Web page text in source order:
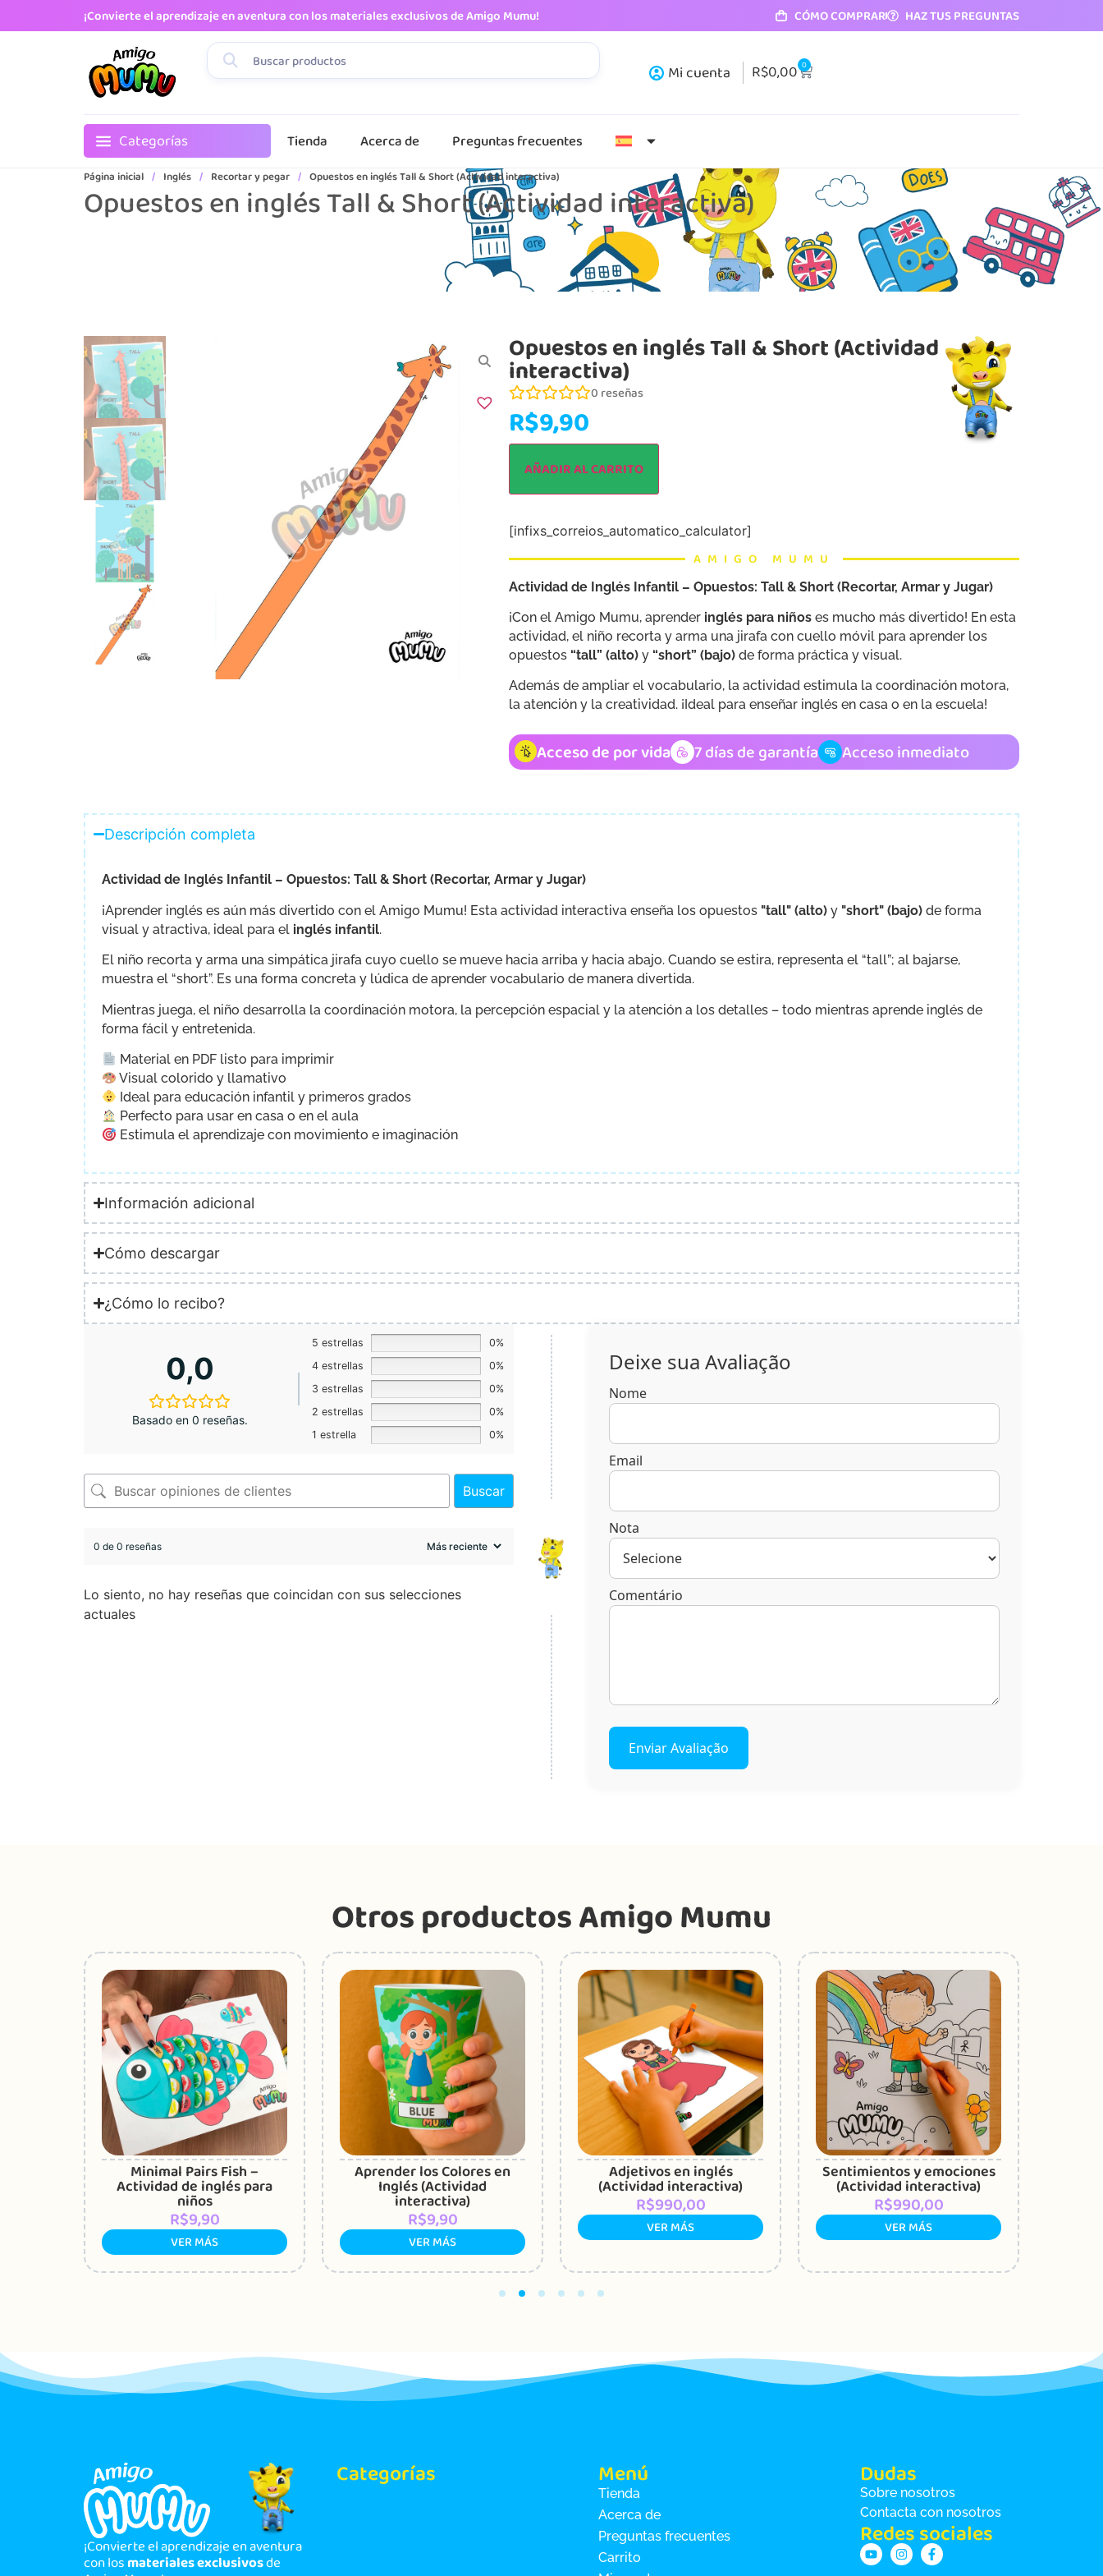
¡Convierte el aprendizaje en aventura con los materiales exclusivos de Amigo Mumu! CÓMO COMPRAR HAZ TUS PREGUNTAS
Mi cuenta R$0,00 0
Categorías Tienda Acerca de Preguntas frecuentes
Página inicial / Inglés / Recortar y pegar / Opuestos en inglés Tall & Short (Actividad interactiva)
Opuestos en inglés Tall & Short (Actividad interactiva)
Opuestos en inglés Tall & Short (Actividad
interactiva)
0 reseñas
R$9,90
AÑADIR AL CARRITO
[infixs_correios_automatico_calculator]
AMIGO MUMU
Actividad de Inglés Infantil – Opuestos: Tall & Short (Recortar, Armar y Jugar)
¡Con el Amigo Mumu, aprender inglés para niños es mucho más divertido! En esta
actividad, el niño recorta y arma una jirafa con cuello móvil para aprender los
opuestos “tall” (alto) y “short” (bajo) de forma práctica y visual.
Además de ampliar el vocabulario, la actividad estimula la coordinación motora,
la atención y la creatividad. ¡Ideal para enseñar inglés en casa o en la escuela!
Acceso de por vida 7 días de garantía Acceso inmediato
Descripción completa
Actividad de Inglés Infantil – Opuestos: Tall & Short (Recortar, Armar y Jugar)
¡Aprender inglés es aún más divertido con el Amigo Mumu! Esta actividad interactiva enseña los opuestos "tall" (alto) y "short" (bajo) de forma
visual y atractiva, ideal para el inglés infantil.
El niño recorta y arma una simpática jirafa cuyo cuello se mueve hacia arriba y hacia abajo. Cuando se estira, representa el “tall”; al bajarse,
muestra el “short”. Es una forma concreta y lúdica de aprender vocabulario de manera divertida.
Mientras juega, el niño desarrolla la coordinación motora, la percepción espacial y la atención a los detalles – todo mientras aprende inglés de
forma fácil y entretenida.
Material en PDF listo para imprimir
Visual colorido y llamativo
Ideal para educación infantil y primeros grados
Perfecto para usar en casa o en el aula
Estimula el aprendizaje con movimiento e imaginación
Información adicional
Cómo descargar
¿Cómo lo recibo?
0,0
Basado en 0 reseñas.
5 estrellas
0%
4 estrellas
0%
3 estrellas
0%
2 estrellas
0%
1 estrella
0%
Buscar
0 de 0 reseñas
Lo siento, no hay reseñas que coincidan con sus selecciones
actuales
Deixe sua Avaliação
Nome
Email
Nota
Comentário
Enviar Avaliação
Otros productos Amigo Mumu
Minimal Pairs Fish –
Actividad de inglés para
niños
R$9,90
VER MÁS
Aprender los Colores en
Inglés (Actividad
interactiva)
R$9,90
VER MÁS
Adjetivos en inglés
(Actividad interactiva)
R$990,00
VER MÁS
Sentimientos y emociones
(Actividad interactiva)
R$990,00
VER MÁS
¡Convierte el aprendizaje en aventura
con los materiales exclusivosde
Categorías Menú
Tienda
Acerca de
Preguntas frecuentes
Carrito
Dudas
Sobre nosotros
Contacta con nosotros
Redes sociales